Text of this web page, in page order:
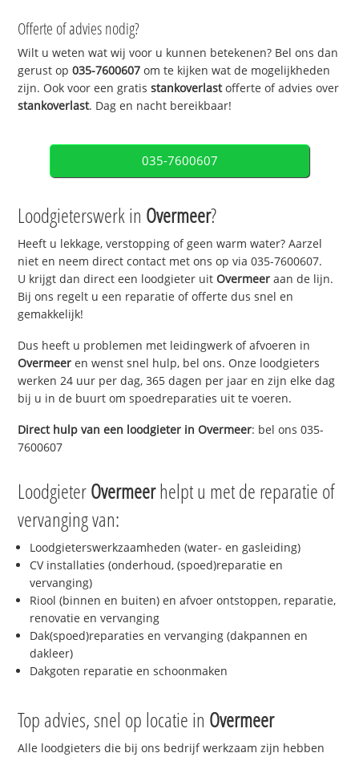
Offerte of advies nodig?
Wilt u weten wat wij voor u kunnen betekenen? Bel ons dan
gerust op035-7600607 om te kijken wat de mogelijkheden
zijn. Ook voor een gratisstankoverlastofferte of advies over
stankoverlast. Dag en nacht bereikbaar!
035-7600607
Loodgieterswerk in Overmeer?
Heeft u lekkage, verstopping of geen warm water? Aarzel
niet en neem direct contact met ons op via 035-7600607.
U krijgt dan direct een loodgieter uitOvermeer aan de lijn.
Bij ons regelt u een reparatie of offerte dus snel en
gemakkelijk!
Dus heeft u problemen met leidingwerk of afvoeren in
Overmeer en wenst snel hulp, bel ons. Onze loodgieters
werken 24 uur per dag, 365 dagen per jaar en zijn elke dag
bij u in de buurt om spoedreparaties uit te voeren.
Direct hulp van een loodgieter inOvermeer: bel ons 035-
7600607
LoodgieterOvermeerhelpt u met de reparatie of
vervanging van:
Loodgieterswerkzaamheden (water- en gasleiding)
CV installaties (onderhoud, (spoed)reparatie en
vervanging)
Riool (binnen en buiten) en afvoer ontstoppen, reparatie,
renovatie en vervanging
Dak(spoed)reparaties en vervanging (dakpannen en
dakleer)
Dakgoten reparatie en schoonmaken
Top advies, snel op locatie in Overmeer
Alle loodgieters die bij ons bedrijf werkzaam zijn hebben